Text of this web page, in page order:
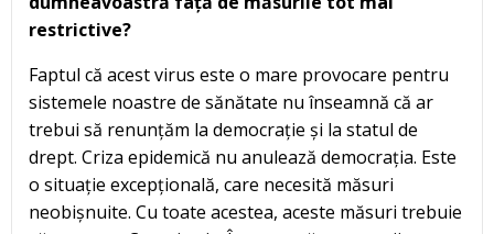
restrictive?
Faptul că acest virus este o mare provocare pentru
sistemele noastre de sănătate nu înseamnă că ar
trebui să renunțăm la democrație și la statul de
drept. Criza epidemică nu anulează democrația. Este
o situație excepțională, care necesită măsuri
neobișnuite. Cu toate acestea, aceste măsuri trebuie